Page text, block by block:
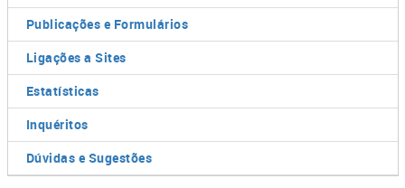
Publicações e Formulários
Ligações a Sites
Estatísticas
Inquéritos
Dúvidas e Sugestões